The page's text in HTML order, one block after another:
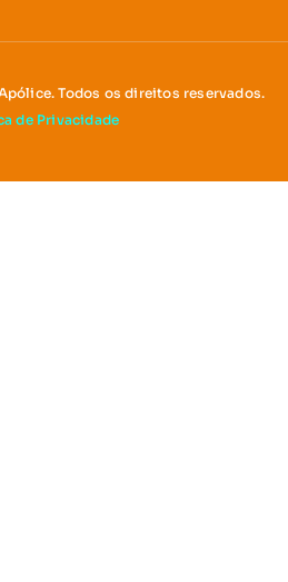
Todos os direitos reservados.
de Privacidade